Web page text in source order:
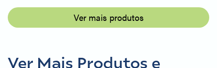
Ver mais produtos
Ver Mais Produtos e